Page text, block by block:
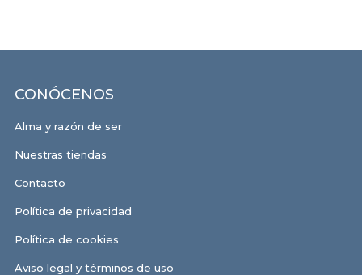
CONÓCENOS
Alma y razón de ser
Nuestras tiendas
Contacto
Política de privacidad
Política de cookies
Aviso legal y términos de uso